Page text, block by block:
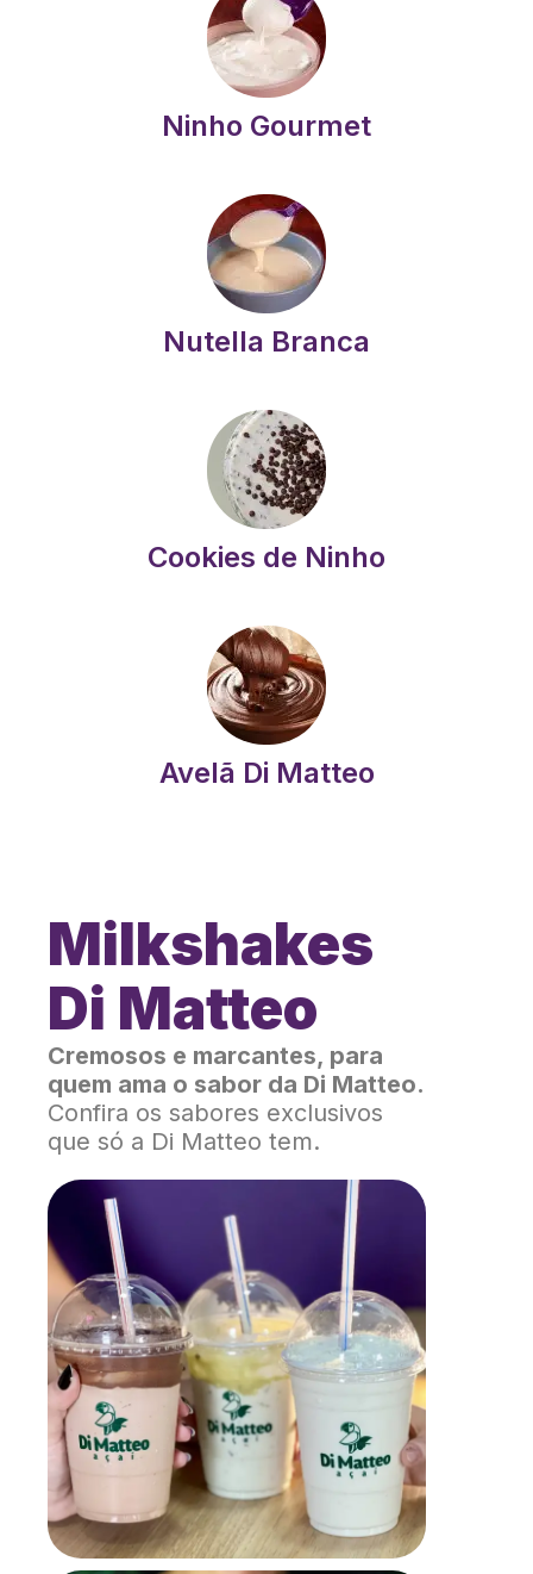
Ninho Gourmet
Nutella Branca
Cookies de Ninho
Avelã Di Matteo
Milkshakes
Di Matteo
Cremosos e marcantes, para
quem ama o sabor da Di Matteo.
Confira os sabores exclusivos
que só a Di Matteo tem.